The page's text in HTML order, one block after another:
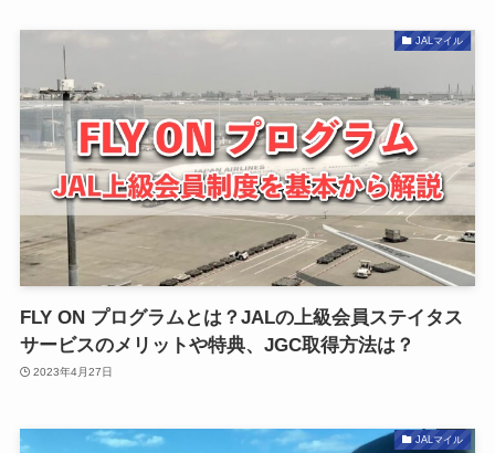
JALマイル
FLY ON プログラムとは？JALの上級会員ステイタス
サービスのメリットや特典、JGC取得方法は？
2023年4月27日
JALマイル